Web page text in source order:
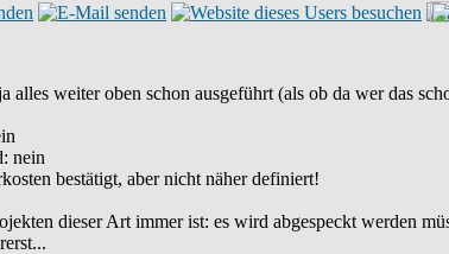
alles weiter oben schon ausgeführt (als ob da wer das
nein
bestätigt, aber nicht näher definiert!
dieser Art immer ist: es wird abgespeckt werden